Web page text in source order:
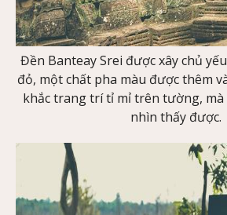
Đền Banteay Srei được xây chủ
đỏ, một chất pha màu được thêm
khắc trang trí tỉ mỉ trên tường, mà
nhìn thấy được.